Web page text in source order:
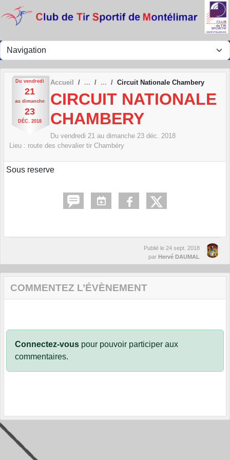
Du vendredi
21
au dimanche
23
DÉC. 2018
Accueil Circuit Nationale Chambery
CIRCUIT NATIONALE
CHAMBERY
Du vendredi 21 au dimanche 23 déc. 2018
Lieu : route des chevalier tir Chambéry
Sous reserve
Publié le 24 sept. 2018
par Hervé DAUMAL
COMMENTEZ L’ÉVÈNEMENT
Connectez-vous pour pouvoir participer aux
commentaires.
Panneau de gestion des cookies